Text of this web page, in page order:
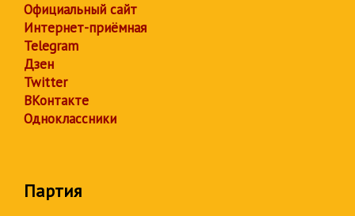
Официальный сайт
Интернет-приёмная
Telegram
Дзен
Twitter
ВКонтакте
Одноклассники
Партия